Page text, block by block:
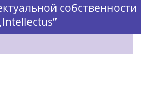
собственности